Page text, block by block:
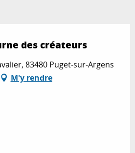
des créateurs
83480 Puget-sur-Argens
M'y rendre